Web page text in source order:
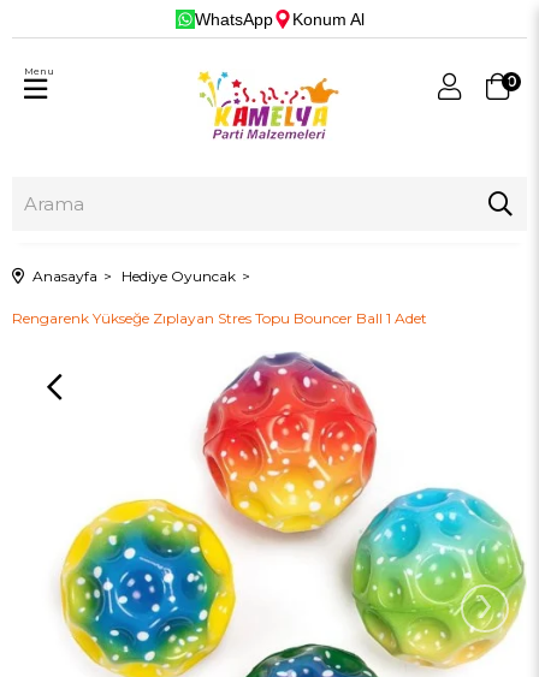
WhatsApp Konum Al
0
Menu
Anasayfa Hediye Oyuncak
Rengarenk Yükseğe Zıplayan Stres Topu Bouncer Ball 1 Adet
›